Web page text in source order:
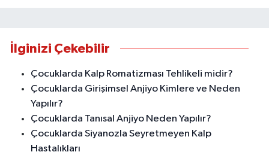
İlginizi Çekebilir
Çocuklarda Kalp Romatizması Tehlikeli midir?
Çocuklarda Girişimsel Anjiyo Kimlere ve Neden
Yapılır?
Çocuklarda Tanısal Anjiyo Neden Yapılır?
Çocuklarda Siyanozla Seyretmeyen Kalp
Hastalıkları